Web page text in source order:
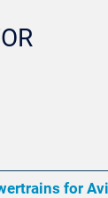
for